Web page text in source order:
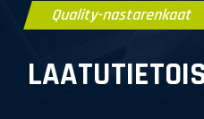
Quality-­nastarenkaat